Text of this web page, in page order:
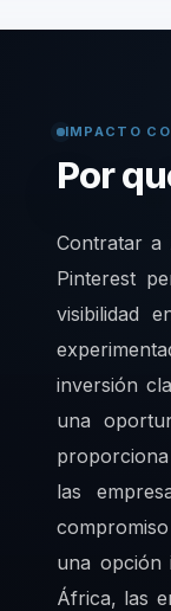
IMPACTO
Por
Contratar a
Pinterest
visibilidad
inversión
una
las
una opción
África, las